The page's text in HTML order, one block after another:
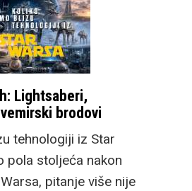
Lightsaberi,
brodovi
tehnologiji iz Star
pola stoljeća nakon
pitanje više nije